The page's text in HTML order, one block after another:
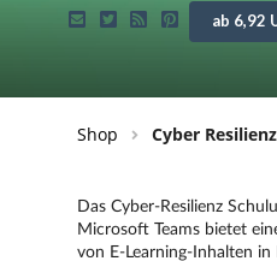
ab 6,92
Shop Cyber